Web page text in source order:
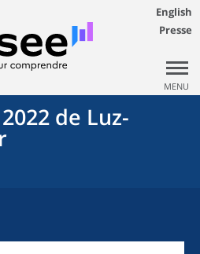
English
Presse
MENU
de Luz-